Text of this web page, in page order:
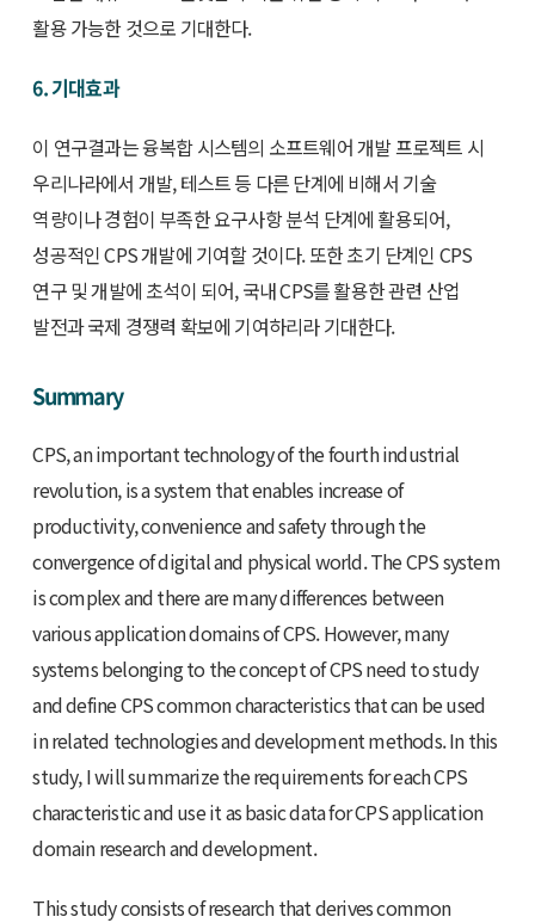
활용 가능한 것으로 기대한다.
6. 기대효과
이 연구결과는 융복합 시스템의 소프트웨어 개발 프로젝트 시
우리나라에서 개발, 테스트 등 다른 단계에 비해서 기술
역량이나 경험이 부족한 요구사항 분석 단계에 활용되어,
성공적인 CPS 개발에 기여할 것이다. 또한 초기 단계인 CPS
연구 및 개발에 초석이 되어, 국내 CPS를 활용한 관련 산업
발전과 국제 경쟁력 확보에 기여하리라 기대한다.
Summary
CPS, an important technology of the fourth industrial
revolution, is a system that enables increase of
productivity, convenience and safety through the
convergence of digital and physical world. The CPS system
is complex and there are many differences between
various application domains of CPS. However, many
systems belonging to the concept of CPS need to study
and define CPS common characteristics that can be used
in related technologies and development methods. In this
study, I will summarize the requirements for each CPS
characteristic and use it as basic data for CPS application
domain research and development.
This study consists of research that derives common